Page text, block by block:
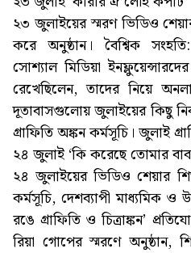
২৩ জুলাইয়ের স্মরণ ভিডিও
করে অনুষ্ঠান। বৈশ্বিক
সোশ্যাল মিডিয়া
রেখেছিলেন, তাদের নিয়ে
দূতাবাসগুলোয় জুলাইয়ের কিছু
গ্রাফিতি অঙ্কন কর্মসূচি। জুলাই
২৪ জুলাই ‘কি করেছে তোমার
২৪ জুলাইয়ের ভিডিও শেয়ার
কর্মসূচি, দেশব্যাপী মাধ্যমিক ও
রঙে গ্রাফিতি ও চিত্রাঙ্কন’
রিয়া গোপের স্মরণে অনুষ্ঠান,